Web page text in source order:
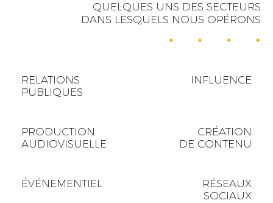
QUELQUES UNS DES SECTEURS
DANS LESQUELS NOUS OPÉRONS
RELATIONS
PUBLIQUES
INFLUENCE
PRODUCTION
AUDIOVISUELLE
CRÉATION
DE CONTENU
ÉVÉNEMENTIEL
RÉSEAUX
SOCIAUX